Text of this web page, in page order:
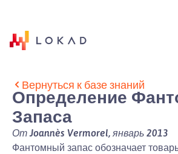
Вернуться к базе знаний
Определение
Запаса
От Joannès Vermorel, январь 2013
Фантомный запас обозначает